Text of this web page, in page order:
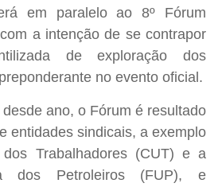
em paralelo ao 8º Fórum
a intenção de se contrapor
de exploração dos
no evento oficial.
ano, o Fórum é resultado
entidades sindicais, a exemplo
Trabalhadores (CUT) e a
dos Petroleiros (FUP), e